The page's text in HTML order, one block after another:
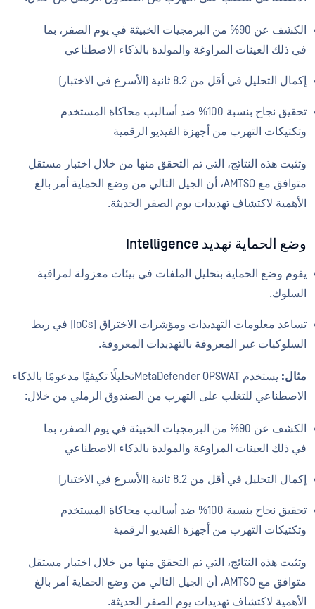
الكشف عن 90% من البرمجيات الخبيثة في يوم الصفر، بما
في ذلك العينات المراوغة والمولدة بالذكاء الاصطناعي
إكمال التحليل في أقل من 8.2 ثانية (الأسرع في الاختبار)
تحقيق نجاح بنسبة 100% ضد أساليب محاكاة المستخدم
وتكتيكات التهرب من أجهزة الفيديو الرقمية
وتثبت هذه النتائج، التي تم التحقق منها من خلال اختبار مستقل
متوافق مع AMTSO، أن الجيل التالي من وضع الحماية أمر بالغ
الأهمية لاكتشاف تهديدات يوم الصفر الحديثة.
وضع الحماية تهديد Intelligence
يقوم وضع الحماية بتحليل الملفات في بيئات معزولة لمراقبة
السلوك.
تساعد معلومات التهديدات ومؤشرات الاختراق (IoCs) في ربط
السلوكيات غير المعروفة بالتهديدات المعروفة.
مثال:
يستخدم MetaDefender OPSWATتحليلًا تكيفيًا مدعومًا بالذكاء
الاصطناعي للتغلب على التهرب من الصندوق الرملي من خلال:
الكشف عن 90% من البرمجيات الخبيثة في يوم الصفر، بما
في ذلك العينات المراوغة والمولدة بالذكاء الاصطناعي
إكمال التحليل في أقل من 8.2 ثانية (الأسرع في الاختبار)
تحقيق نجاح بنسبة 100% ضد أساليب محاكاة المستخدم
وتكتيكات التهرب من أجهزة الفيديو الرقمية
وتثبت هذه النتائج، التي تم التحقق منها من خلال اختبار مستقل
متوافق مع AMTSO، أن الجيل التالي من وضع الحماية أمر بالغ
الأهمية لاكتشاف تهديدات يوم الصفر الحديثة.